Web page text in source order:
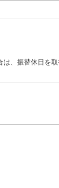
、振替休日を取